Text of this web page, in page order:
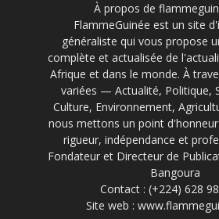
À propos de
FlammeGuinée est un site
généraliste qui vous propose
complète et actualisée de
Afrique et dans le monde. À
variées — Actualité, Politique,
Culture, Environnement,
nous mettons un point
rigueur, indépendance et
Fondateur et Directeur de
Bangoura
Contact : (+224) 628
Site web :